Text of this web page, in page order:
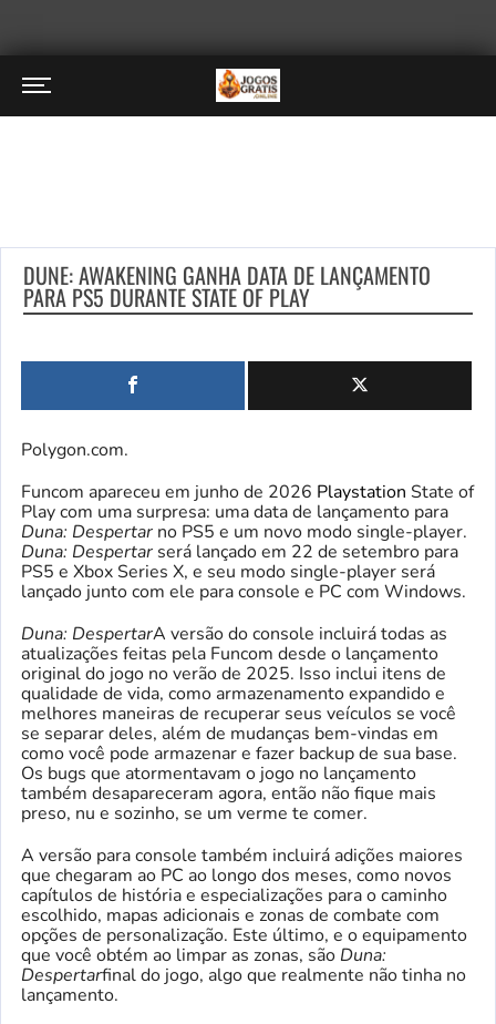
DUNE: AWAKENING GANHA DATA DE LANÇAMENTO
PARA PS5 DURANTE STATE OF PLAY
Polygon.com.
Funcom apareceu em junho de 2026 Playstation State of
Play com uma surpresa: uma data de lançamento para
Duna: Despertar no PS5 e um novo modo single-player.
Duna: Despertar será lançado em 22 de setembro para
PS5 e Xbox Series X, e seu modo single-player será
lançado junto com ele para console e PC com Windows.
Duna: DespertarA versão do console incluirá todas as
atualizações feitas pela Funcom desde o lançamento
original do jogo no verão de 2025. Isso inclui itens de
qualidade de vida, como armazenamento expandido e
melhores maneiras de recuperar seus veículos se você
se separar deles, além de mudanças bem-vindas em
como você pode armazenar e fazer backup de sua base.
Os bugs que atormentavam o jogo no lançamento
também desapareceram agora, então não fique mais
preso, nu e sozinho, se um verme te comer.
A versão para console também incluirá adições maiores
que chegaram ao PC ao longo dos meses, como novos
capítulos de história e especializações para o caminho
escolhido, mapas adicionais e zonas de combate com
opções de personalização. Este último, e o equipamento
que você obtém ao limpar as zonas, são Duna:
Despertarfinal do jogo, algo que realmente não tinha no
lançamento.